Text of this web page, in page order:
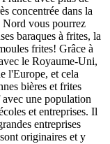
concentrée dans la
vous pourrez
baraques à frites, la
frites! Grâce à
le Royaume-Uni,
l'Europe, et cela
bières et frites
une population
et entreprises. Il
entreprises
originaires et y